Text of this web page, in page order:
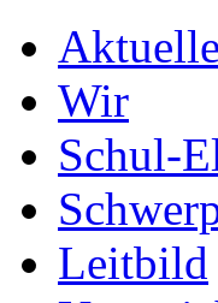
Wir
Schul-
Leitbild